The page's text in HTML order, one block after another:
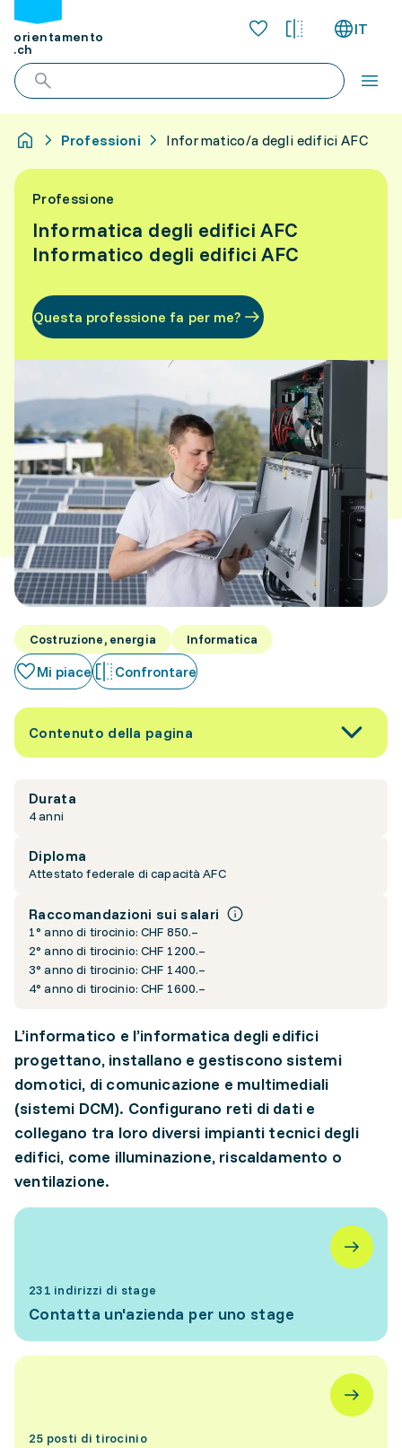
orientamento
.ch
IT
Professioni Informatico/a degli edifici AFC
Professione
Informatica degli edifici AFC
Informatico degli edifici AFC
Questa professione fa per me?
Costruzione, energia Informatica
Mi piace Confrontare
Contenuto della pagina
Durata
4 anni
Diploma
Attestato federale di capacità AFC
Raccomandazioni sui salari
1° anno di tirocinio: CHF 850.–
2° anno di tirocinio: CHF 1200.–
3° anno di tirocinio: CHF 1400.–
4° anno di tirocinio: CHF 1600.–
L’informatico e l’informatica degli edifici
progettano, installano e gestiscono sistemi
domotici, di comunicazione e multimediali
(sistemi DCM). Configurano reti di dati e
collegano tra loro diversi impianti tecnici degli
edifici, come illuminazione, riscaldamento o
ventilazione.
231 indirizzi di stage
Contatta un'azienda per uno stage
25 posti di tirocinio